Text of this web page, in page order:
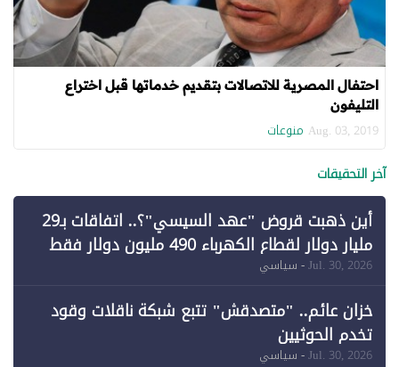
احتفال المصرية للاتصالات بتقديم خدماتها قبل اختراع
التليفون
Aug. 03, 2019 منوعات
آخر التحقيقات
أين ذهبت قروض "عهد السيسي"؟.. اتفاقات بـ29
مليار دولار لقطاع الكهرباء 490 مليون دولار فقط
لـ"الطاقة المتجددة" (1)
Jul. 30, 2026- سياسي
خزان عائم.. "متصدقش" تتبع شبكة ناقلات وقود
تخدم الحوثيين
Jul. 30, 2026- سياسي